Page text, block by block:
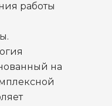
работы
на